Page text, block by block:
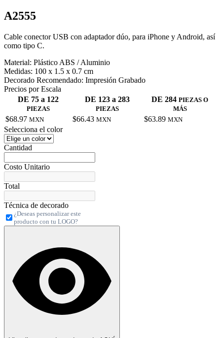
A2555
Cable conector USB con adaptador dúo, para iPhone y Android, así
como tipo C.
Material: Plástico ABS / Aluminio
Medidas: 100 x 1.5 x 0.7 cm
Decorado Recomendado: Impresión Grabado
Precios por Escala
DE 75 a 122
PIEZAS
DE 123 a 283
PIEZAS
DE 284 PIEZAS O
MÁS
$68.97 MXN $66.43 MXN $63.89 MXN
Selecciona el color
Cantidad
Costo Unitario
Total
Técnica de decorado
¿Deseas personalizar este
producto con tu LOGO?